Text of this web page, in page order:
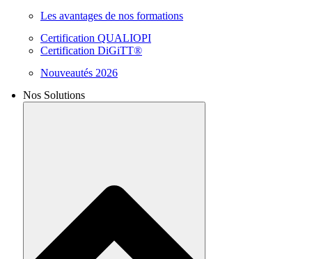
Les avantages de nos formations
Certification QUALIOPI
Certification DiGiTT®
Nouveautés 2026
Nos Solutions